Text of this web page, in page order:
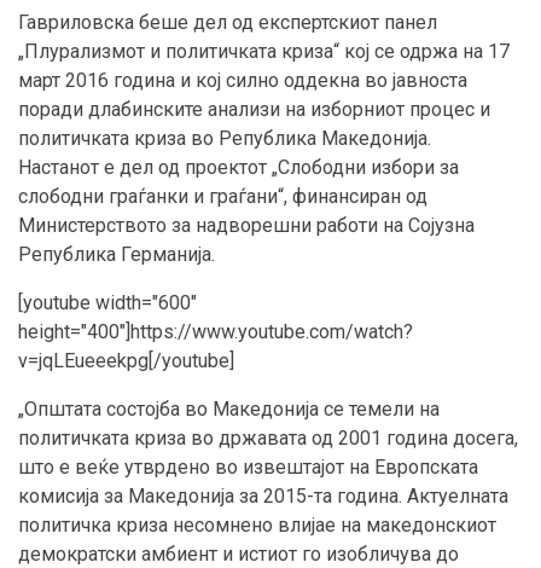
Гавриловска беше дел од експертскиот панел
„Плурализмот и политичката криза“ кој се одржа на 17
март 2016 година и кој силно оддекна во јавноста
поради длабинските анализи на изборниот процес и
политичката криза во Република Македонија.
Настанот е дел од проектот „Слободни избори за
слободни граѓанки и граѓани“, финансиран од
Министерството за надворешни работи на Сојузна
Република Германија.
[youtube width="600"
height="400"]https://www.youtube.com/watch?
v=jqLEueeekpg[/youtube]
„Општата состојба во Македонија се темели на
политичката криза во државата од 2001 година досега,
што е веќе утврдено во извештајот на Европската
комисија за Македонија за 2015-та година. Актуелната
политичка криза несомнено влијае на македонскиот
демократски амбиент и истиот го изобличува до